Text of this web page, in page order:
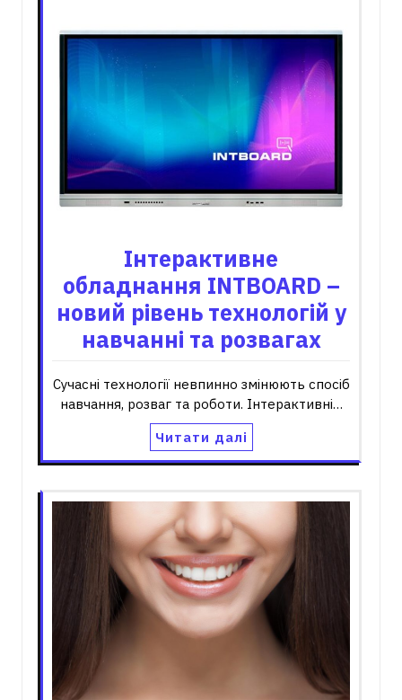
Інтерактивне
обладнання INTBOARD –
новий рівень технологій у
навчанні та розвагах
Сучасні технології невпинно змінюють спосіб
навчання, розваг та роботи. Інтерактивні…
Читати далі